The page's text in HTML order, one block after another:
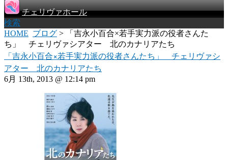
チェリヴァホール
検索
HOME ブログ > 「吉永小百合×若手実力派の役者さんた
ち」 チェリヴァシアター 北のカナリアたち
「吉永小百合×若手実力派の役者さんたち」 チェリヴァシ
アター 北のカナリアたち
6月 13th, 2013 @ 12:14 pm